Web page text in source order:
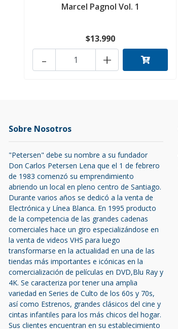
Marcel Pagnol Vol. 1
$13.990
+
-
Sobre Nosotros
"Petersen" debe su nombre a su fundador
Don Carlos Petersen Lena que el 1 de febrero
de 1983 comenzó su emprendimiento
abriendo un local en pleno centro de Santiago.
Durante varios años se dedicó a la venta de
Electrónica y Línea Blanca. En 1995 producto
de la competencia de las grandes cadenas
comerciales hace un giro especializándose en
la venta de videos VHS para luego
transformarse en la actualidad en una de las
tiendas más importantes e icónicas en la
comercialización de películas en DVD,Blu Ray y
4K. Se caracteriza por tener una amplia
variedad en Series de Culto de los 60s y 70s,
así como Estrenos, grandes clásicos del cine y
cintas infantiles para los más chicos del hogar.
Sus clientes encuentran en su establecimiento